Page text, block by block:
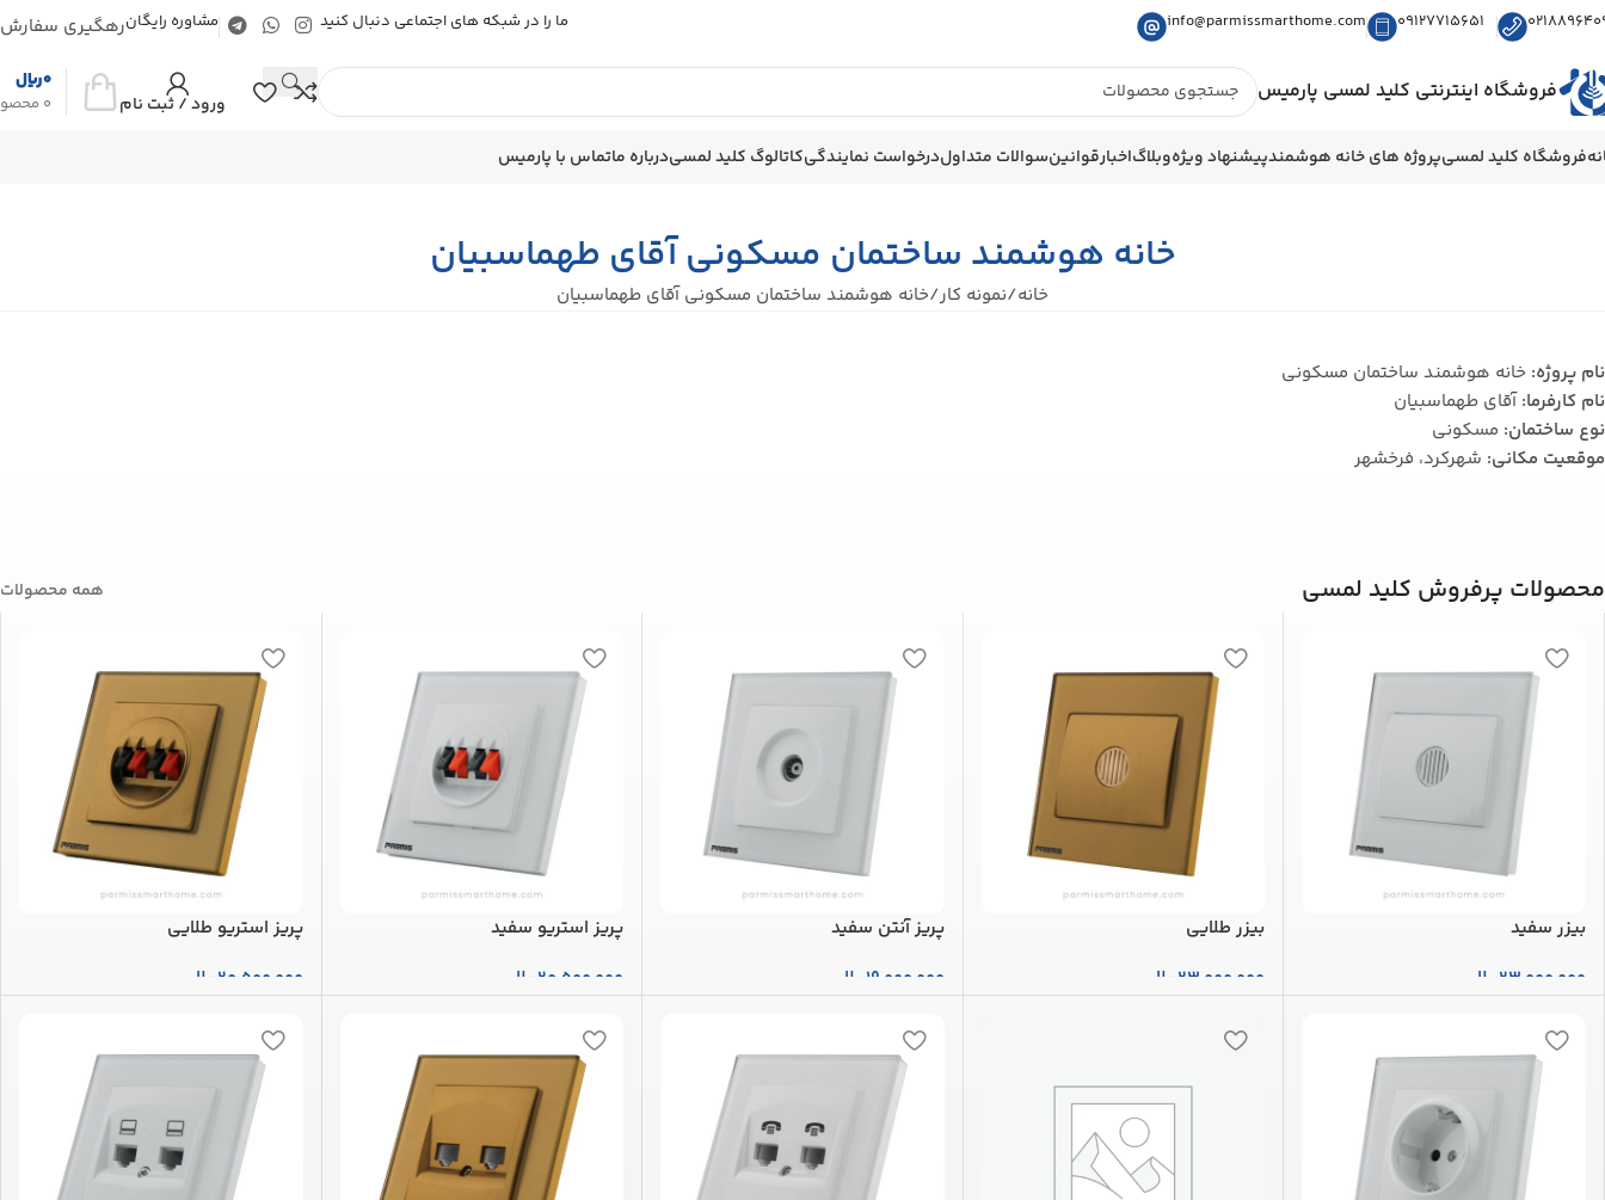
09127715651
info@parmissmarthome.com ما را در شبکه های اجتماعی دنبال کنید مشاوره رایگانرهگیری سفارش
فروشگاه اینترنتی کلید لمسی پارمیس ورود / ثبت نام 0
0ریال
فروشگاه کلید لمسیپروژه های خانه هوشمندپیشنهاد ویژهوبلاگاخبارقوانینسوالات متداولدرخواست نمایندگیکاتالوگ کلید لمسیدرباره ماتماس با پارمیس
خانه هوشمند ساختمان مسکونی آقای طهماسبیان
خانه نمونه کار خانه هوشمند ساختمان مسکونی آقای طهماسبیان
نام پروژه: خانه هوشمند ساختمان مسکونی
نام کارفرما:آقای طهماسبیان
نوع ساختمان: مسکونی
موقعیت مکانی: شهركرد، فرخشهر
محصولات پرفروش کلید لمسی همه محصولات
بیزر سفید
23,000,000 ریال
بیزر طلایی
23,000,000 ریال
پریز آنتن سفید
19,000,000 ریال
پریز استریو سفید
20,500,000 ریال
پریز استریو طلایی
20,500,000 ریال